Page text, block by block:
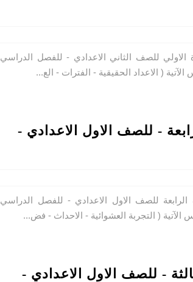
للصف الثاني الاعدادي - للفصل الدراسي
( الاعداد الحقيقية - الفترات - الع...
- للصف الاول الاعدادي -
للصف الاول الاعدادي - للفصل الدراسي
الآتية ( التجربة العشوائية - الاحداث - فض...
- للصف الاول الاعدادي -